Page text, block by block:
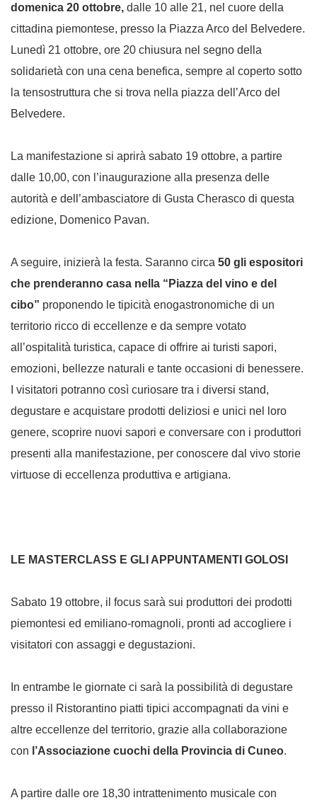
domenica 20 ottobre, dalle 10 alle 21, nel cuore della
cittadina piemontese, presso la Piazza Arco del Belvedere.
Lunedì 21 ottobre, ore 20 chiusura nel segno della
solidarietà con una cena benefica, sempre al coperto sotto
la tensostruttura che si trova nella piazza dell’Arco del
Belvedere.
La manifestazione si aprirà sabato 19 ottobre, a partire
dalle 10,00, con l’inaugurazione alla presenza delle
autorità e dell’ambasciatore di Gusta Cherasco di questa
edizione, Domenico Pavan.
A seguire, inizierà la festa. Saranno circa 50 gli espositori
che prenderanno casa nella “Piazza del vino e del
cibo” proponendo le tipicità enogastronomiche di un
territorio ricco di eccellenze e da sempre votato
all’ospitalità turistica, capace di offrire ai turisti sapori,
emozioni, bellezze naturali e tante occasioni di benessere.
I visitatori potranno così curiosare tra i diversi stand,
degustare e acquistare prodotti deliziosi e unici nel loro
genere, scoprire nuovi sapori e conversare con i produttori
presenti alla manifestazione, per conoscere dal vivo storie
virtuose di eccellenza produttiva e artigiana.
LE MASTERCLASS E GLI APPUNTAMENTI GOLOSI
Sabato 19 ottobre, il focus sarà sui produttori dei prodotti
piemontesi ed emiliano-romagnoli, pronti ad accogliere i
visitatori con assaggi e degustazioni.
In entrambe le giornate ci sarà la possibilità di degustare
presso il Ristorantino piatti tipici accompagnati da vini e
altre eccellenze del territorio, grazie alla collaborazione
con l’Associazione cuochi della Provincia di Cuneo.
A partire dalle ore 18,30 intrattenimento musicale con